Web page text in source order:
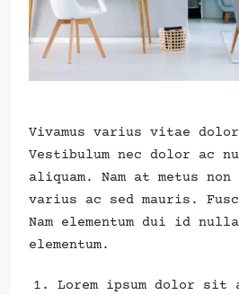
Vivamus varius vitae
Vestibulum nec dolor ac
aliquam. Nam at metus
varius ac sed mauris.
Nam elementum dui id nulla
elementum.
Lorem ipsum dolor sit